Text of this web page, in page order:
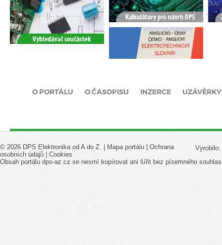
O PORTÁLU O ČASOPISU INZERCE UZÁVĚRKY
Vyrobilo:
© 2026 DPS Elektronika od A do Z. | Mapa portálu
Ochrana
osobních údajů
Cookies
Obsah portálu dps-az.cz se nesmí kopírovat ani šířit bez písemného